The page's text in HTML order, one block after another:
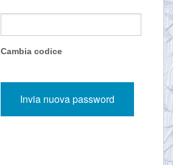
Cambia codice